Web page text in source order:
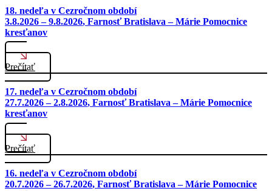
18. nedeľa v Cezročnom období
3.8.2026 – 9.8.2026, Farnosť Bratislava – Márie Pomocnice
kresťanov
Prečítať
17. nedeľa v Cezročnom období
27.7.2026 – 2.8.2026, Farnosť Bratislava – Márie Pomocnice
kresťanov
Prečítať
16. nedeľa v Cezročnom období
20.7.2026 – 26.7.2026, Farnosť Bratislava – Márie Pomocnice